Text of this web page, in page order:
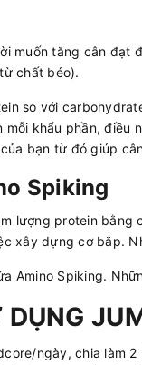
muốn tăng cân
chất béo).
so với
khẩu phần,
bạn từ đó giúp
Spiking
lượng protein
xây dựng cơ bắp.
Amino Spiking.
ngày, chia làm